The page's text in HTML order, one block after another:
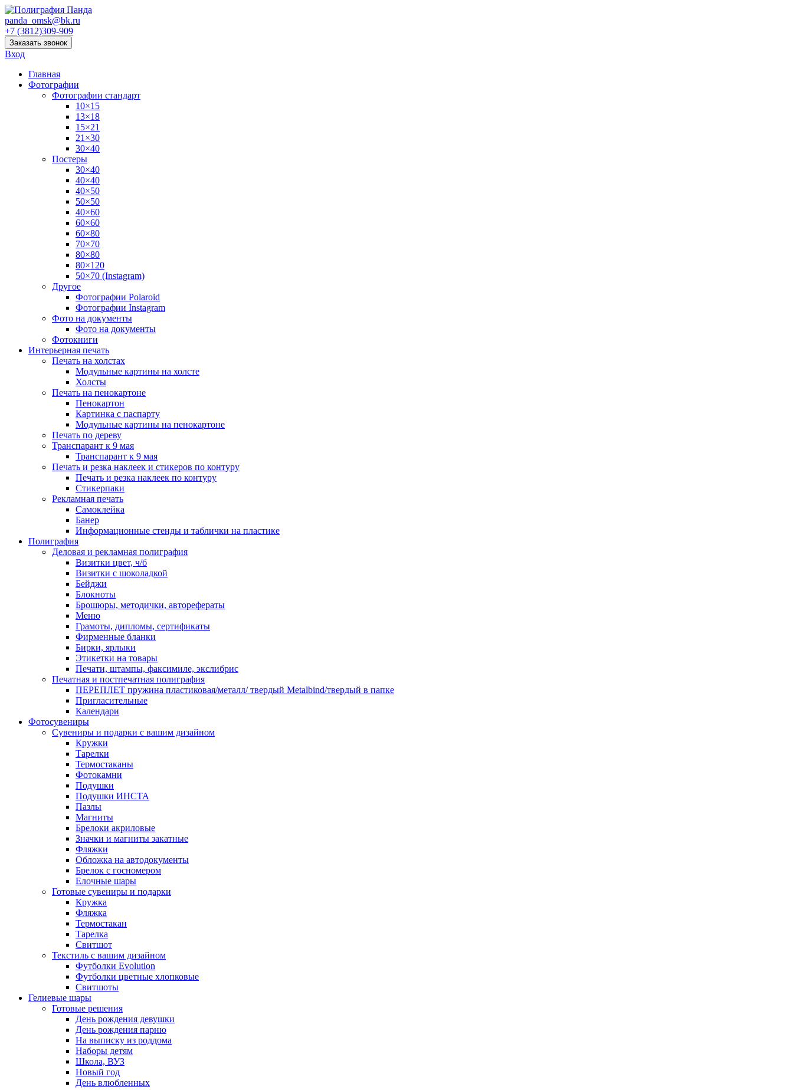
panda_omsk@bk.ru
+7 (3812)309-909
Заказать звонок
Вход
Главная
Фотографии
Фотографии стандарт
10×15
13×18
15×21
21×30
30×40
Постеры
30×40
40×40
40×50
50×50
40×60
60×60
60×80
70×70
80×80
80×120
50×70 (Instagram)
Другое
Фотографии Polaroid
Фотографии Instagram
Фото на документы
Фото на документы
Фотокниги
Интерьерная печать
Печать на холстах
Модульные картины на холсте
Холсты
Печать на пенокартоне
Пенокартон
Картинка с паспарту
Модульные картины на пенокартоне
Печать по дереву
Транспарант к 9 мая
Транспарант к 9 мая
Печать и резка наклеек и стикеров по контуру
Печать и резка наклеек по контуру
Стикерпаки
Рекламная печать
Самоклейка
Банер
Информационные стенды и таблички на пластике
Полиграфия
Деловая и рекламная полиграфия
Визитки цвет, ч/б
Визитки с шоколадкой
Бейджи
Блокноты
Брошюры, методички, авторефераты
Меню
Грамоты, дипломы, сертификаты
Фирменные бланки
Бирки, ярлыки
Этикетки на товары
Печати, штампы, факсимиле, экслибрис
Печатная и постпечатная полиграфия
ПЕРЕПЛЕТ пружина пластиковая/металл/ твердый Metalbind/твердый в папке
Пригласительные
Календари
Фотосувениры
Сувениры и подарки с вашим дизайном
Кружки
Тарелки
Термостаканы
Фотокамни
Подушки
Подушки ИНСТА
Пазлы
Магниты
Брелоки акриловые
Значки и магниты закатные
Фляжки
Обложка на автодокументы
Брелок с госномером
Елочные шары
Готовые сувениры и подарки
Кружка
Фляжка
Термостакан
Тарелка
Свитшот
Текстиль с вашим дизайном
Футболки Evolution
Футболки цветные хлопковые
Свитшоты
Гелиевые шары
Готовые решения
День рождения девушки
День рождения парню
На выписку из роддома
Наборы детям
Школа, ВУЗ
Новый год
День влюбленных